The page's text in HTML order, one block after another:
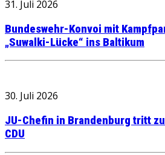
31. Juli 2026
Bundeswehr-Konvoi mit
„Suwalki-Lücke“ ins Baltikum
30. Juli 2026
JU-Chefin in Brandenburg tritt
CDU